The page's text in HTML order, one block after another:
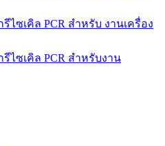
ไซเคิล PCR สำหรับ งานเครื่อง
ไซเคิล PCR สำหรับงาน
ใช้ไฟฟ้าที่ส่งออกยุโรป
อัปเดตข่าว WEEE
หรับโรงงาน E&E ในไทยที่ต้องเต